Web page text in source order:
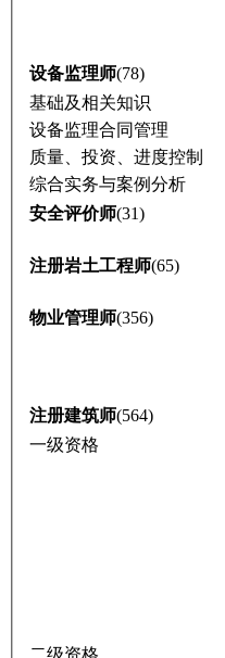
设备监理师(78)
基础及相关知识
设备监理合同管理
质量、投资、进度控制
综合实务与案例分析
安全评价师(31)
注册岩土工程师(65)
物业管理师(356)
注册建筑师(564)
一级资格